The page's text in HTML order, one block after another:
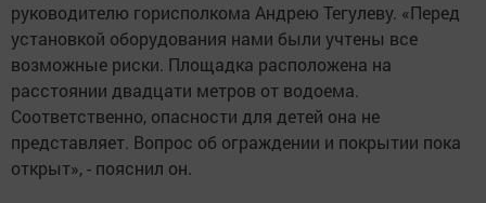
руководителю горисполкома Андрею Тегулеву. «Перед
установкой оборудования нами были учтены все
возможные риски. Площадка расположена на
расстоянии двадцати метров от водоема.
Соответственно, опасности для детей она не
представляет. Вопрос об ограждении и покрытии пока
открыт», - пояснил он.